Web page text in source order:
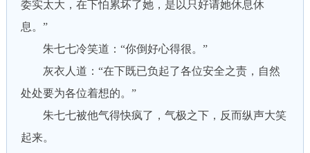
委实太大，在下怕累坏了她，是以只好请她休息休
息。”
朱七七冷笑道：“你倒好心得很。”
灰衣人道：“在下既已负起了各位安全之责，自然
处处要为各位着想的。”
朱七七被他气得快疯了，气极之下，反而纵声大笑
起来。